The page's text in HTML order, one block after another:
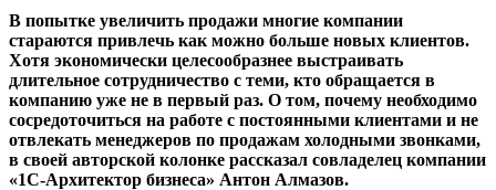
В попытке увеличить продажи многие компании
стараются привлечь как можно больше новых клиентов.
Хотя экономически целесообразнее выстраивать
длительное сотрудничество с теми, кто обращается в
компанию уже не в первый раз. О том, почему необходимо
сосредоточиться на работе с постоянными клиентами и не
отвлекать менеджеров по продажам холодными звонками,
в своей авторской колонке рассказал совладелец компании
«1С-Архитектор бизнеса» Антон Алмазов.